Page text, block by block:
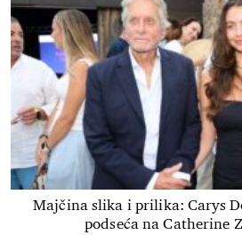
Majčina slika i prilika: Carys
podseća na Catherine